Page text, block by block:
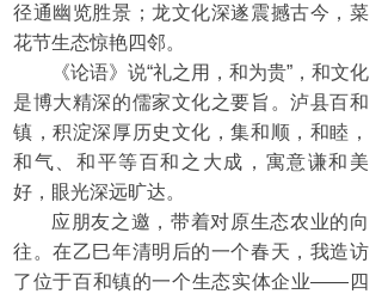
径通幽览胜景；龙文化深遂震撼古今，菜
花节生态惊艳四邻。
《论语》说“礼之用，和为贵”，和文化
是博大精深的儒家文化之要旨。泸县百和
镇，积淀深厚历史文化，集和顺，和睦，
和气、和平等百和之大成，寓意谦和美
好，眼光深远旷达。
应朋友之邀，带着对原生态农业的向
往。在乙巳年清明后的一个春天，我造访
了位于百和镇的一个生态实体企业——四